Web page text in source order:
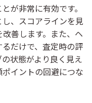
が非常に有効です。
、スコアラインを見
善します。また、ヘ
だけで、査定時の評
状態がより良く見え
イントの回避につな